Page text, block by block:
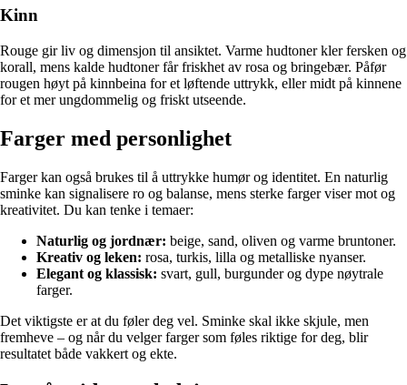
Kinn
Rouge gir liv og dimensjon til ansiktet. Varme hudtoner kler fersken og
korall, mens kalde hudtoner får friskhet av rosa og bringebær. Påfør
rougen høyt på kinnbeina for et løftende uttrykk, eller midt på kinnene
for et mer ungdommelig og friskt utseende.
Farger med personlighet
Farger kan også brukes til å uttrykke humør og identitet. En naturlig
sminke kan signalisere ro og balanse, mens sterke farger viser mot og
kreativitet. Du kan tenke i temaer:
Naturlig og jordnær: beige, sand, oliven og varme bruntoner.
Kreativ og leken: rosa, turkis, lilla og metalliske nyanser.
Elegant og klassisk: svart, gull, burgunder og dype nøytrale
farger.
Det viktigste er at du føler deg vel. Sminke skal ikke skjule, men
fremheve – og når du velger farger som føles riktige for deg, blir
resultatet både vakkert og ekte.